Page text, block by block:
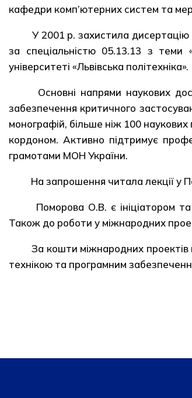
кафедри комп’ютерних систем та
У 2001 р. захистила дисертацію
за спеціальністю 05.13.13 з теми
університеті «Львівська політехніка».
Основні напрями наукових
забезпечення критичного
монографій, більше ніж 100
кордоном. Активно підтримує
грамотами МОН України.
На запрошення читала лекції у
Поморова О.В. є ініціатором та
Також до роботи у міжнародних
За кошти міжнародних проектів
технікою та програмним